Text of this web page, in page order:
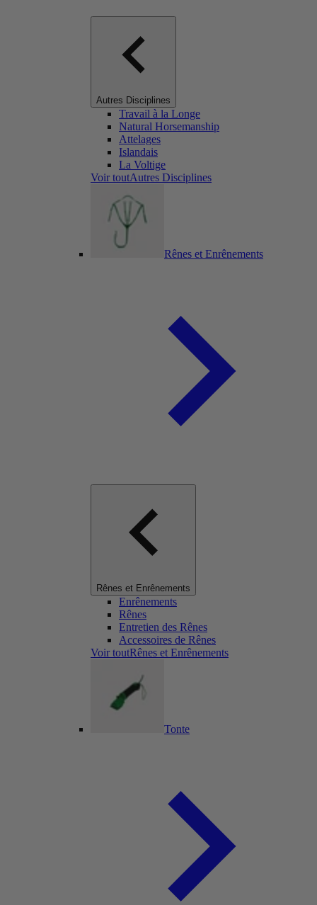
Autres Disciplines
Travail à la Longe
Natural Horsemanship
Attelages
Islandais
La Voltige
Voir toutAutres Disciplines
Rênes et Enrênements
Rênes et Enrênements
Enrênements
Rênes
Entretien des Rênes
Accessoires de Rênes
Voir toutRênes et Enrênements
Tonte